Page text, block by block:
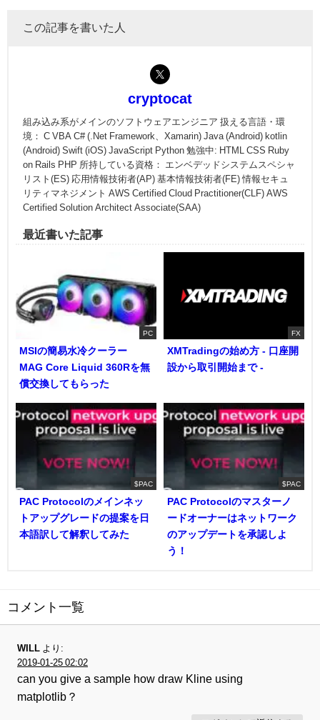
この記事を書いた人
cryptocat
組み込み系がメインのソフトウェアエンジニア 扱える言語・環
境： C VBA C# (.Net Framework、Xamarin) Java (Android) kotlin
(Android) Swift (iOS) JavaScript Python 勉強中: HTML CSS Ruby
on Rails PHP 所持している資格： エンベデッドシステムスペシャ
リスト(ES) 応用情報技術者(AP) 基本情報技術者(FE) 情報セキュ
リティマネジメント AWS Certified Cloud Practitioner(CLF) AWS
Certified Solution Architect Associate(SAA)
最近書いた記事
PC
MSIの簡易水冷クーラー
MAG Core Liquid 360Rを無
償交換してもらった
FX
XMTradingの始め方 - 口座開
設から取引開始まで -
$PAC
PAC Protocolのメインネッ
トアップグレードの提案を日
本語訳して解釈してみた
$PAC
PAC Protocolのマスターノ
ードオーナーはネットワーク
のアップデートを承認しよ
う！
コメント一覧
WILL より:
2019-01-25 02:02
can you give a sample how draw Kline using
matplotlib？